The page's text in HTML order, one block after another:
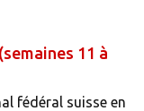
11 à
fédéral suisse en